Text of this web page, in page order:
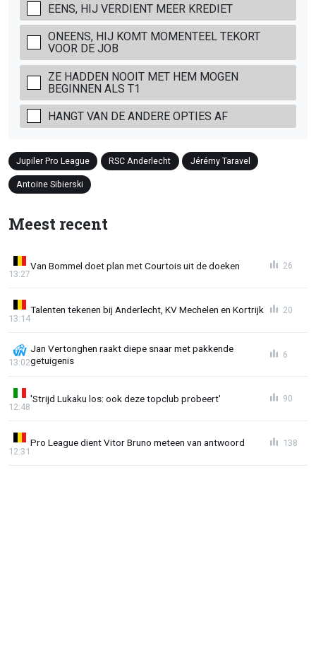
EENS, HIJ VERDIENT MEER KREDIET
ONEENS, HIJ KOMT MOMENTEEL TEKORT
VOOR DE JOB
ZE HADDEN NOOIT MET HEM MOGEN
BEGINNEN ALS T1
HANGT VAN DE ANDERE OPTIES AF
Jupiler Pro League RSC Anderlecht Jérémy Taravel
Antoine Sibierski
Meest recent
Van Bommel doet plan met Courtois uit de doeken
13:27
26
Talenten tekenen bij Anderlecht, KV Mechelen en Kortrijk
13:14
20
Jan Vertonghen raakt diepe snaar met pakkende
getuigenis
13:02
6
'Strijd Lukaku los: ook deze topclub probeert'
12:48
90
Pro League dient Vitor Bruno meteen van antwoord
12:31
138